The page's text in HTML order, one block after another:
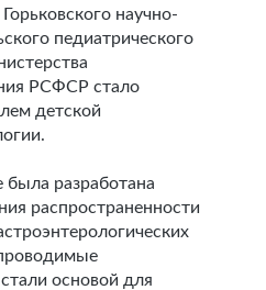
научно-
педиатрического
РСФСР стало
детской
была разработана
распространенности
основой для